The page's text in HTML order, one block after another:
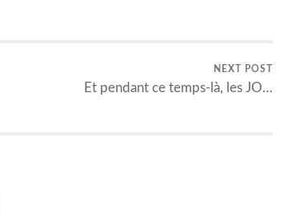
NEXT POST
Et pendant ce temps-là, les JO…